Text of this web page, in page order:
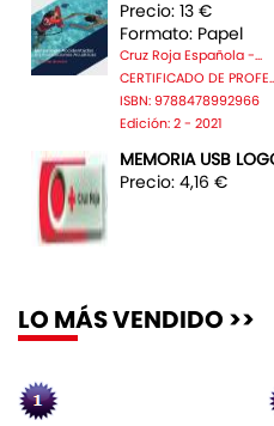
Precio: 13 €
Formato: Papel
Cruz Roja Española -...
CERTIFICADO DE
ISBN: 9788478992966
Edición: 2 - 2021
MEMORIA USB
Precio: 4,16 €
LO MÁS VENDIDO >>